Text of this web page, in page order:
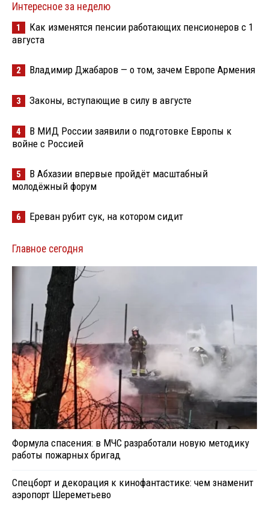
Интересное за неделю
1
Как изменятся пенсии работающих пенсионеров с 1
августа
2 Владимир Джабаров — о том, зачем Европе Армения
3 Законы, вступающие в силу в августе
4
В МИД России заявили о подготовке Европы к
войне с Россией
5
В Абхазии впервые пройдёт масштабный
молодёжный форум
6 Ереван рубит сук, на котором сидит
Главное сегодня
Формула спасения: в МЧС разработали новую методику
работы пожарных бригад
Спецборт и декорация к кинофантастике: чем знаменит
аэропорт Шереметьево